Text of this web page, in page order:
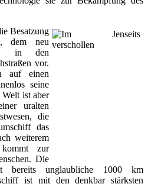
Besatzung
dem neu
in den
vor.
auf einen
seine
ist aber
uralten
die
das
weiterem
zur
Die
bereits unglaubliche 1000 km
ist mit den denkbar stärksten